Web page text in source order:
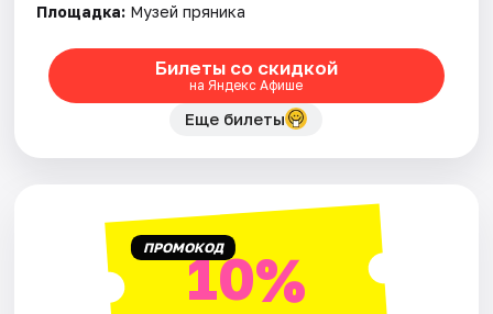
Рейтинги
Площадка: Музей пряника
Билеты со скидкой
на Яндекс Афише
Еще билеты
ПРОМОКОД10%